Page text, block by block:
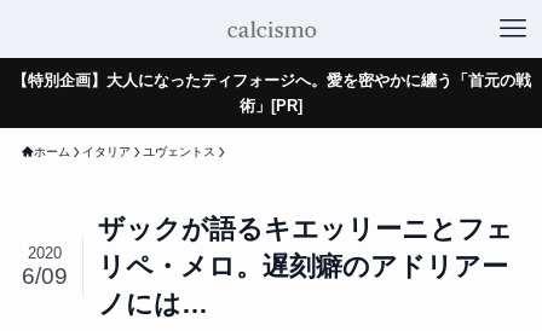
【特別企画】大人になったティフォージへ。愛を密やかに纏う「首元の戦
術」[PR]
ホーム イタリア ユヴェントス
ザックが語るキエッリーニとフェ
リペ・メロ。遅刻癖のアドリアー
ノには…
2020
6/09